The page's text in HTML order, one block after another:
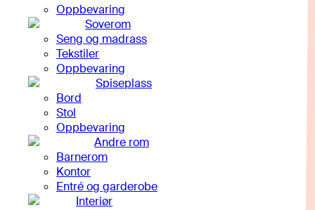
Oppbevaring
Soverom
Seng og madrass
Tekstiler
Oppbevaring
Spiseplass
Bord
Stol
Oppbevaring
Andre rom
Barnerom
Kontor
Entré og garderobe
Interiør